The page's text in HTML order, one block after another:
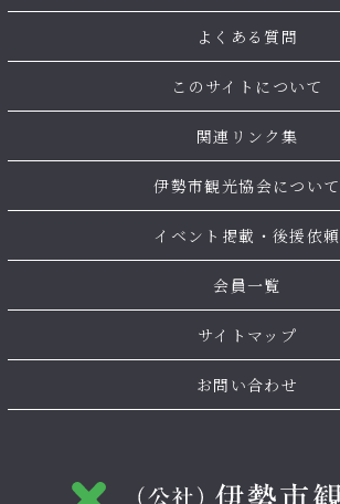
よくある質問
このサイトについて
関連リンク集
伊勢市観光協会について
イベント掲載・後援依頼
会員一覧
サイトマップ
お問い合わせ